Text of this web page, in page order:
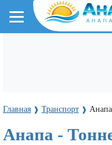
Главная ❱ Транспорт ❱
Анапа -